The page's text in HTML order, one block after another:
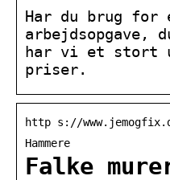
Har du brug
arbejdsopgave,
har vi et stort
priser.
http s://
Hammere
Falke